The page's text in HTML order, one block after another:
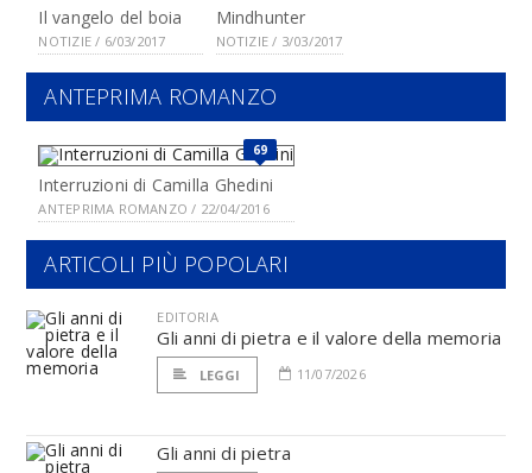
Il vangelo del boia
NOTIZIE / 6/03/2017
Mindhunter
NOTIZIE / 3/03/2017
ANTEPRIMA ROMANZO
69
Interruzioni di Camilla Ghedini
ANTEPRIMA ROMANZO / 22/04/2016
ARTICOLI PIÙ POPOLARI
EDITORIA
Gli anni di pietra e il valore della memoria
LEGGI 11/07/2026
Gli anni di pietra